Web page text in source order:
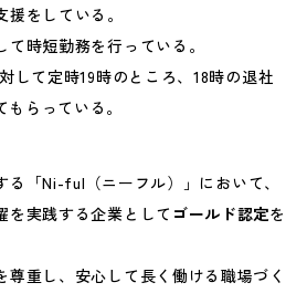
をしている。
時短勤務を行っている。
して定時19時のところ、18時の退社
らっている。
る「Ni-ful（ニーフル）」において、
を実践する企業として ゴールド認定を
尊重し、安心して長く働ける職場づく